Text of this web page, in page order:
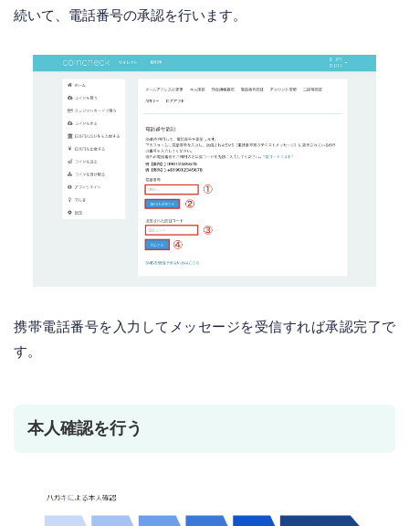
続いて、電話番号の承認を行います。
携帯電話番号を入力してメッセージを受信すれば承認完了で
す。
本人確認を行う